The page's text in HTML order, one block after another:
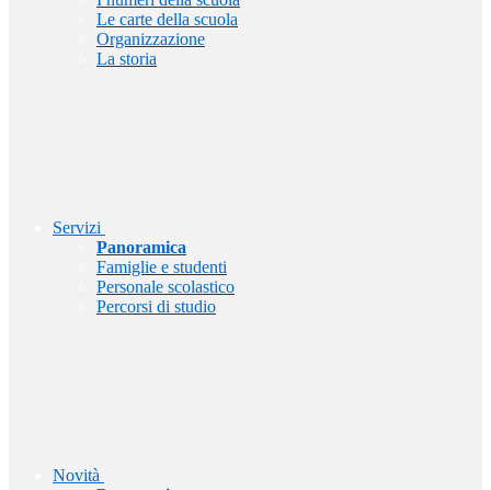
Le carte della scuola
Organizzazione
La storia
Servizi
Panoramica
Famiglie e studenti
Personale scolastico
Percorsi di studio
Novità